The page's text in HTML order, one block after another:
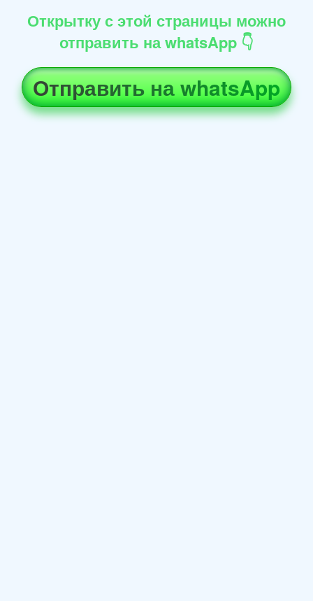
Открытку с этой страницы можно
отправить на whatsApp 👇
Отправить на whatsApp